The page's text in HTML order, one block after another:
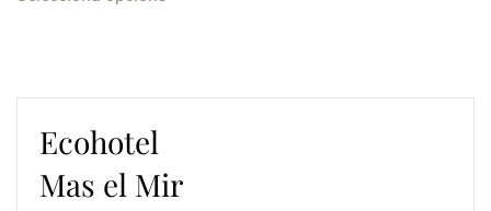
es
poden
Ecohotel
Mas el Mir